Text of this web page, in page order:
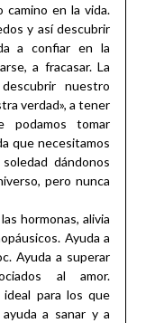
en la vida.
y así descubrir
a confiar en la
a fracasar. La
nuestro
verdad», a tener
podamos tomar
que necesitamos
dándonos
pero nunca
hormonas, alivia
Ayuda a
Ayuda a superar
al amor.
para los que
a sanar y a